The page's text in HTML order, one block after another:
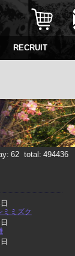
RECRUIT
62 total: 494436
ミミズク